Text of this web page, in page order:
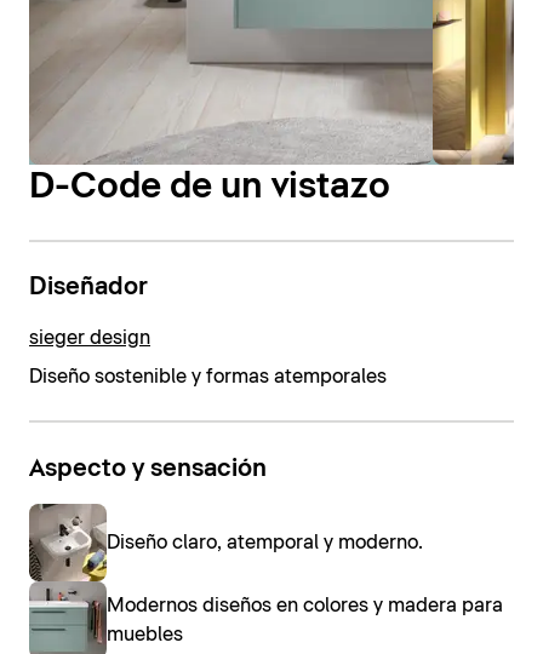
D-Code de un vistazo
Diseñador
sieger design
Diseño sostenible y formas atemporales
Aspecto y sensación
Diseño claro, atemporal y moderno.
Modernos diseños en colores y madera para
muebles